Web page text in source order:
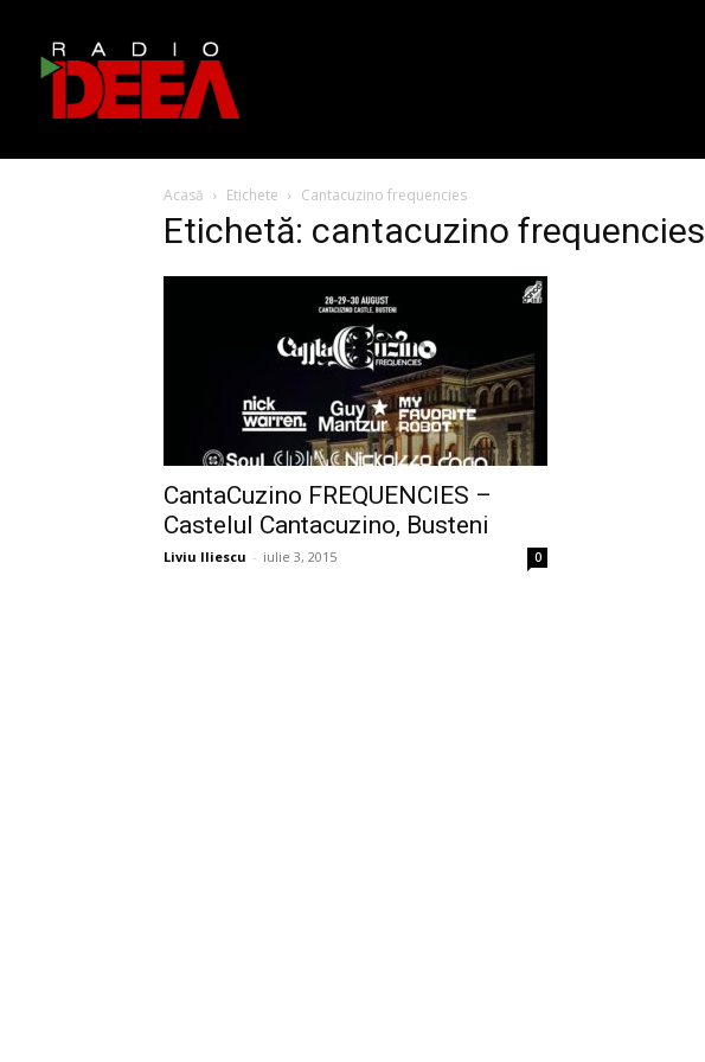
Acasă Etichete Cantacuzino frequencies
Etichetă: cantacuzino frequencies
CantaCuzino FREQUENCIES –
Castelul Cantacuzino, Busteni
Liviu Iliescu - iulie 3, 2015 0